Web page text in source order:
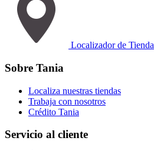
Localizador de Tienda
Sobre Tania
Localiza nuestras tiendas
Trabaja con nosotros
Crédito Tania
Servicio al cliente